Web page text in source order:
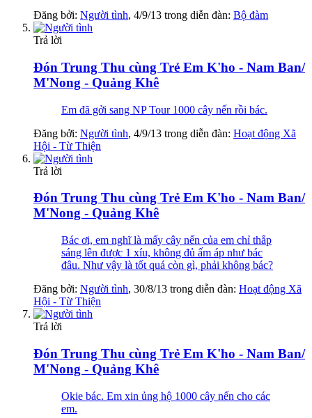
Đăng bởi: Người tình, 4/9/13 trong diễn đàn: Bộ đàm
Trả lời
Đón Trung Thu cùng Trẻ Em K'ho - Nam Ban/
M'Nong - Quảng Khê
Em đã gởi sang NP Tour 1000 cây nến rồi bác.
Đăng bởi: Người tình, 4/9/13 trong diễn đàn: Hoạt động Xã
Hội - Từ Thiện
Trả lời
Đón Trung Thu cùng Trẻ Em K'ho - Nam Ban/
M'Nong - Quảng Khê
Bác ơi, em nghĩ là mấy cây nến của em chỉ thắp
sáng lên được 1 xíu, không đủ ấm áp như bác
đâu. Như vậy là tốt quá còn gì, phải không bác?
Đăng bởi: Người tình, 30/8/13 trong diễn đàn: Hoạt động Xã
Hội - Từ Thiện
Trả lời
Đón Trung Thu cùng Trẻ Em K'ho - Nam Ban/
M'Nong - Quảng Khê
Okie bác. Em xin ủng hộ 1000 cây nến cho các
em.